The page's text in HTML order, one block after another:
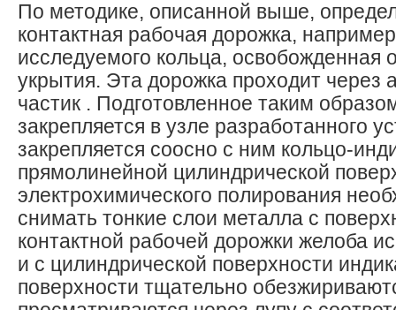
По методике, описанной выше,
контактная рабочая дорожка,
исследуемого кольца, освобожденная
укрытия. Эта дорожка проходит через
частик . Подготовленное таким
закрепляется в узле разработанного
закрепляется соосно с ним кольцо-
прямолинейной цилиндрической
электрохимического полирования
снимать тонкие слои металла с
контактной рабочей дорожки желоба
и с цилиндрической поверхности
поверхности тщательно